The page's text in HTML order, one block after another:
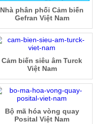
Nhà phân phối Cảm biến
Gefran Việt Nam
Cảm biến siêu âm Turck
Việt Nam
Bộ mã hóa vòng quay
Posital Việt Nam